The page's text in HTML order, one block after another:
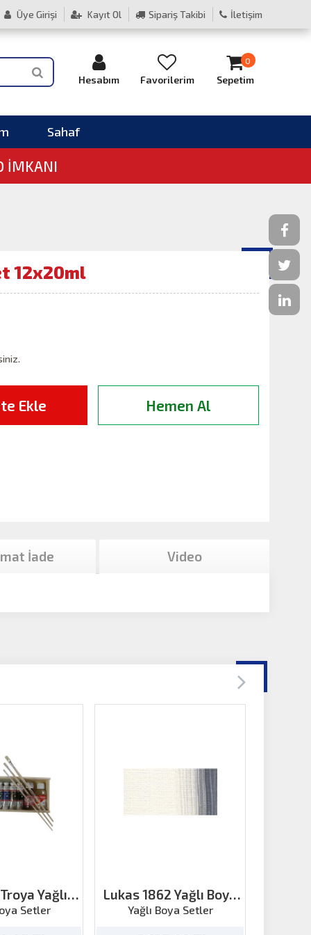
Üye Girişi Kayıt Ol Sipariş Takibi İletişim
Hesabım Favorilerim Sepetim
0
Sahaf
İMKANI
12x20ml
Ekle Hemen Al
İade Video
Yağlı
Renk 37ml
Setler
Lukas 1862 Yağlı Boya
Çinko Beyazı 200ml
Yağlı Boya Setler